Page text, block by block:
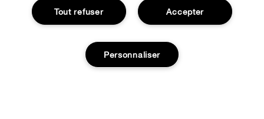
Points de Vente
Notre Philosophie
Changer de Pays
BESOIN D'AIDE?
Suivre ma commande
CONFIDENTIALITÉ ET CONDITIONS GÉNÉRALES
Accepter
Tout refuser
Personnaliser